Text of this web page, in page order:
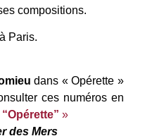
compositions.
Paris.
dans « Opérette »
ces numéros en
»
des Mers